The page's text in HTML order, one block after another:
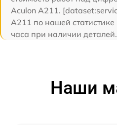
Aculon A211.
A211 по нашей
часа при наличии деталей.
Наши